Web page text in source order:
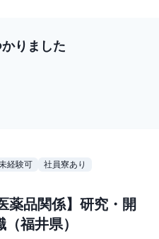
りました
経験可 社員寮あり
薬品関係】研究・開
福井県）